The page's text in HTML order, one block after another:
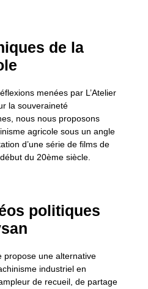
de la
menées par L’Atelier
la souveraineté
nous nous proposons
agricole sous un angle
d’une série de films de
du 20ème siècle.
politiques
propose une alternative
industriel en
de recueil, de partage